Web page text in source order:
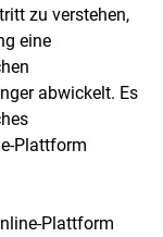
zu verstehen,
eine
abwickelt. Es
Plattform
Plattform